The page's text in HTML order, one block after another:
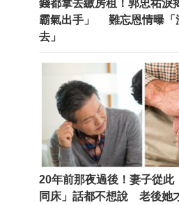
錢都拿去繳房租！郭忠祐淚
霸氣出手」 難忘恩情曝「
去」
20年前那夜過後！妻子從此
同床」話都不想說 老後她